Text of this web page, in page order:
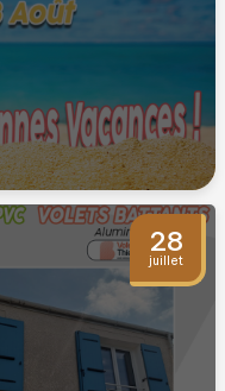
28
juillet